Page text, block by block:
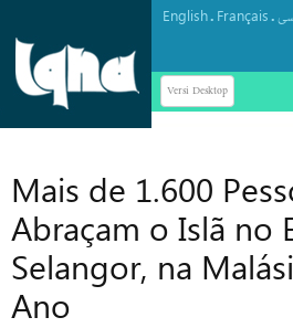
English. Français.
Versi Desktop
Mais de 1.600
Abraçam o Islã no
Selangor, na
Ano